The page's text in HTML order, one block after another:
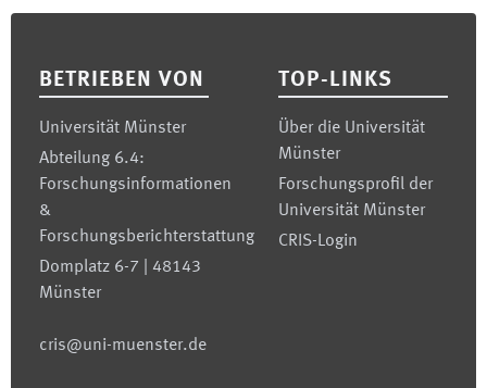
BETRIEBEN VON
Universität Münster
Abteilung 6.4:
Forschungsinformationen
&
Forschungsberichterstattung
Domplatz 6-7 | 48143
Münster
cris@uni-muenster.de
TOP-LINKS
Über die Universität
Münster
Forschungsprofil der
Universität Münster
CRIS-Login